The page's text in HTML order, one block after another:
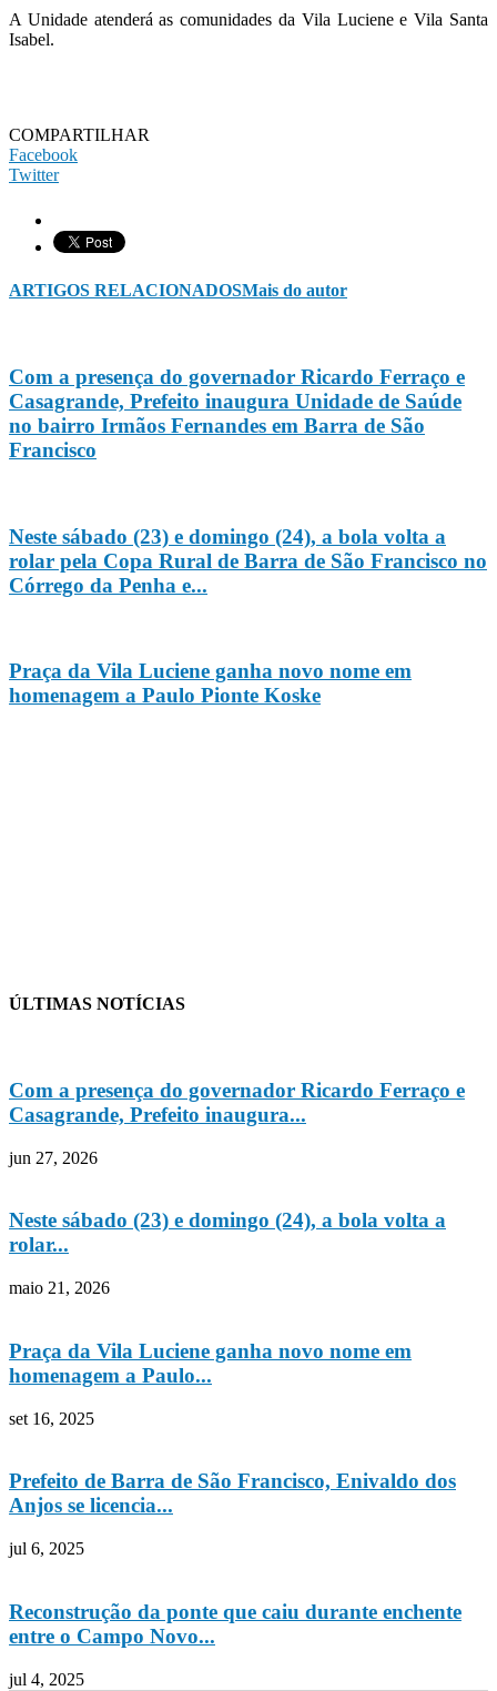
A Unidade atenderá as comunidades da Vila Luciene e Vila Santa
Isabel.
COMPARTILHAR
Facebook
Twitter
ARTIGOS RELACIONADOSMais do autor
Com a presença do governador Ricardo Ferraço e
Casagrande, Prefeito inaugura Unidade de Saúde
no bairro Irmãos Fernandes em Barra de São
Francisco
Neste sábado (23) e domingo (24), a bola volta a
rolar pela Copa Rural de Barra de São Francisco no
Córrego da Penha e...
Praça da Vila Luciene ganha novo nome em
homenagem a Paulo Pionte Koske
ÚLTIMAS NOTÍCIAS
Com a presença do governador Ricardo Ferraço e
Casagrande, Prefeito inaugura...
jun 27, 2026
Neste sábado (23) e domingo (24), a bola volta a
rolar...
maio 21, 2026
Praça da Vila Luciene ganha novo nome em
homenagem a Paulo...
set 16, 2025
Prefeito de Barra de São Francisco, Enivaldo dos
Anjos se licencia...
jul 6, 2025
Reconstrução da ponte que caiu durante enchente
entre o Campo Novo...
jul 4, 2025